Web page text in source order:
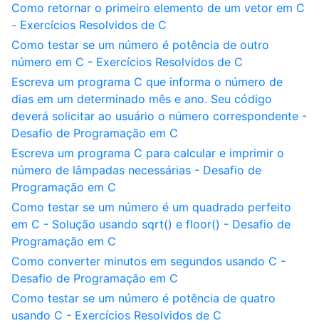
Como retornar o primeiro elemento de um vetor em C
- Exercícios Resolvidos de C
Como testar se um número é potência de outro
número em C - Exercícios Resolvidos de C
Escreva um programa C que informa o número de
dias em um determinado mês e ano. Seu código
deverá solicitar ao usuário o número correspondente -
Desafio de Programação em C
Escreva um programa C para calcular e imprimir o
número de lâmpadas necessárias - Desafio de
Programação em C
Como testar se um número é um quadrado perfeito
em C - Solução usando sqrt() e floor() - Desafio de
Programação em C
Como converter minutos em segundos usando C -
Desafio de Programação em C
Como testar se um número é potência de quatro
usando C - Exercícios Resolvidos de C